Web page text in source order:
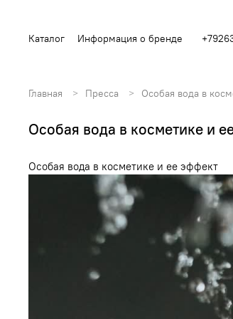
Каталог Информация о бренде
Главная Пресса Особая вода в
Особая вода в косметике и
Особая вода в косметике и ее эффект